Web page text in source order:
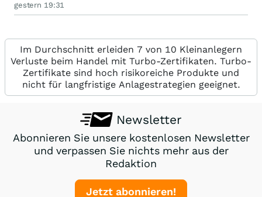
gestern 19:31
Im Durchschnitt erleiden 7 von 10 Kleinanlegern
Verluste beim Handel mit Turbo-Zertifikaten. Turbo-
Zertifikate sind hoch risikoreiche Produkte und
nicht für langfristige Anlagestrategien geeignet.
Newsletter
Abonnieren Sie unsere kostenlosen Newsletter
und verpassen Sie nichts mehr aus der
Redaktion
Jetzt abonnieren!